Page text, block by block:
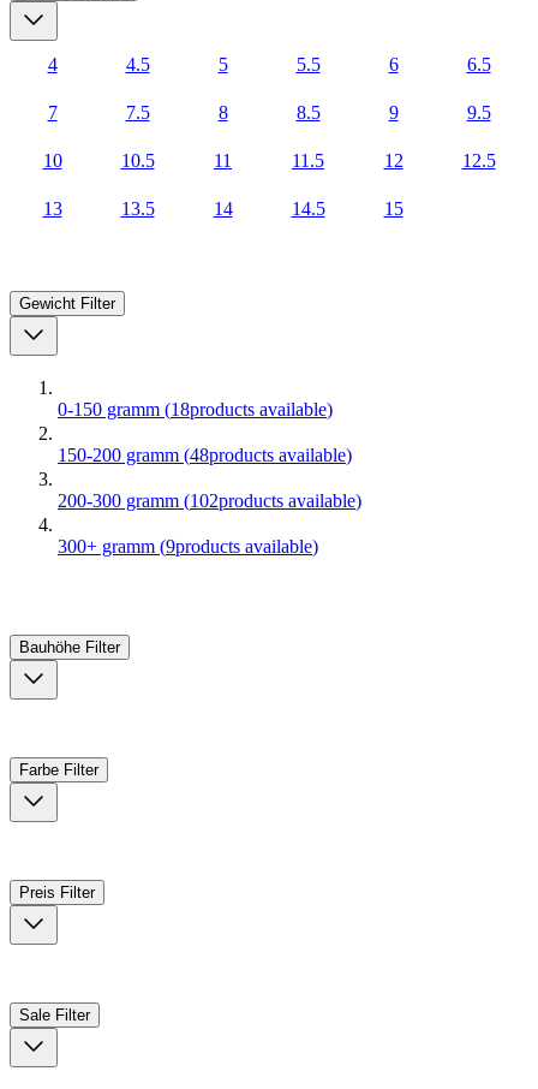
4 4.5 5 5.5 6 6.5
7 7.5 8 8.5 9 9.5
10 10.5 11 11.5 12 12.5
13 13.5 14 14.5 15
Gewicht Filter
0-150 gramm (18products available)
150-200 gramm (48products available)
200-300 gramm (102products available)
300+ gramm (9products available)
Bauhöhe Filter
Farbe Filter
Preis Filter
Sale Filter